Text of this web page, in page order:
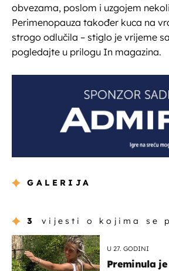
obvezama, poslom i uzgojem
Perimenopauza također kuca na
strogo odlučila – stiglo je vrijeme
pogledajte u prilogu In magazina.
GALERIJA
3 vijesti o kojima se
U 27. GODINI
Preminula